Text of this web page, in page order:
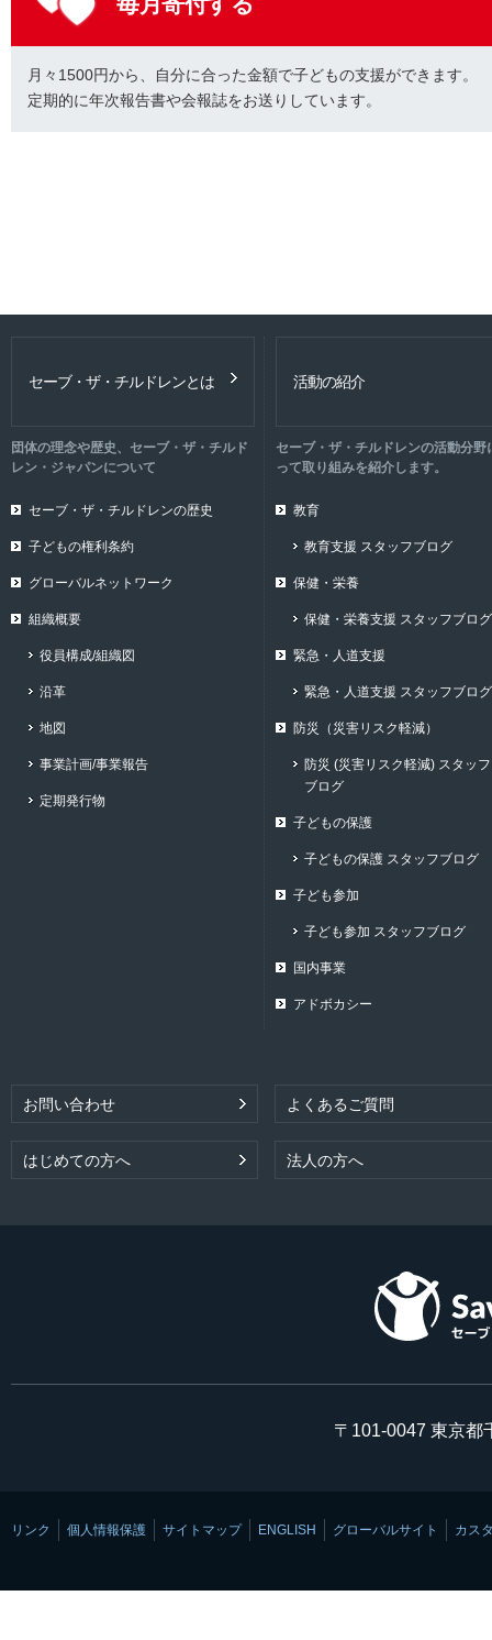
月々1500円から、自分に合った金額で子どもの支援ができます。
定期的に年次報告書や会報誌をお送りしています。
セーブ・ザ・チルドレンとは
団体の理念や歴史、セーブ・ザ・チルド
レン・ジャパンについて
セーブ・ザ・チルドレンの歴史
子どもの権利条約
グローバルネットワーク
組織概要
役員構成/組織図
沿革
地図
事業計画/事業報告
定期発行物
活動の紹介
セーブ・ザ・チルドレンの活動分野
って取り組みを紹介します。
教育
教育支援 スタッフブログ
保健・栄養
保健・栄養支援 スタッフブログ
緊急・人道支援
緊急・人道支援 スタッフブログ
防災（災害リスク軽減）
防災 (災害リスク軽減) スタッフ
ブログ
子どもの保護
子どもの保護 スタッフブログ
子ども参加
子ども参加 スタッフブログ
国内事業
アドボカシー
お問い合わせ よくあるご質問
はじめての方へ 法人の方へ
〒101-0047 東京都
リンク 個人情報保護 サイトマップ ENGLISH グローバルサイト カス